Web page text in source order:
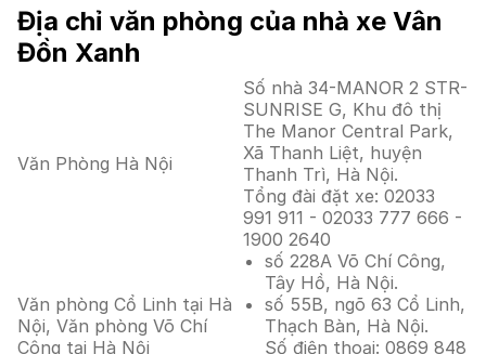
Địa chỉ văn phòng của nhà xe Vân
Đồn Xanh
Văn Phòng Hà Nội
Số nhà 34-MANOR 2 STR-
SUNRISE G, Khu đô thị
The Manor Central Park,
Xã Thanh Liệt, huyện
Thanh Trì, Hà Nội.
Tổng đài đặt xe: 02033
991 911 - 02033 777 666 -
1900 2640
Văn phòng Cổ Linh tại Hà
Nội, Văn phòng Võ Chí
Công tại Hà Nội
số 228A Võ Chí Công,
Tây Hồ, Hà Nội.
số 55B, ngõ 63 Cổ Linh,
Thạch Bàn, Hà Nội.
Số điện thoại: 0869 848